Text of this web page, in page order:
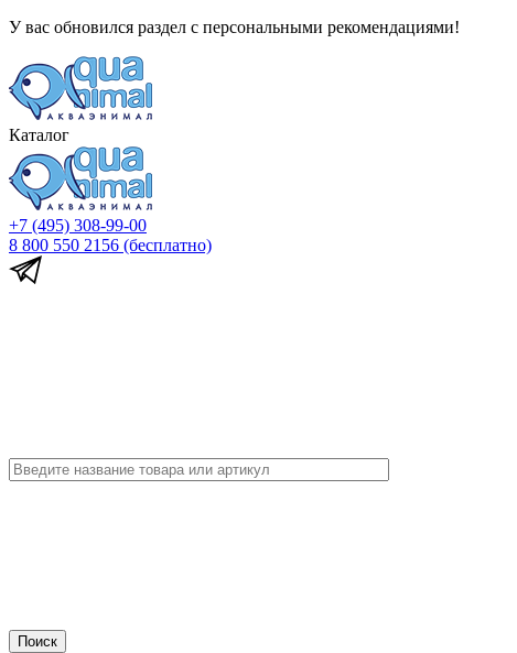
У вас обновился раздел с персональными рекомендациями!
Каталог
+7 (495) 308-99-00
8 800 550 2156 (бесплатно)